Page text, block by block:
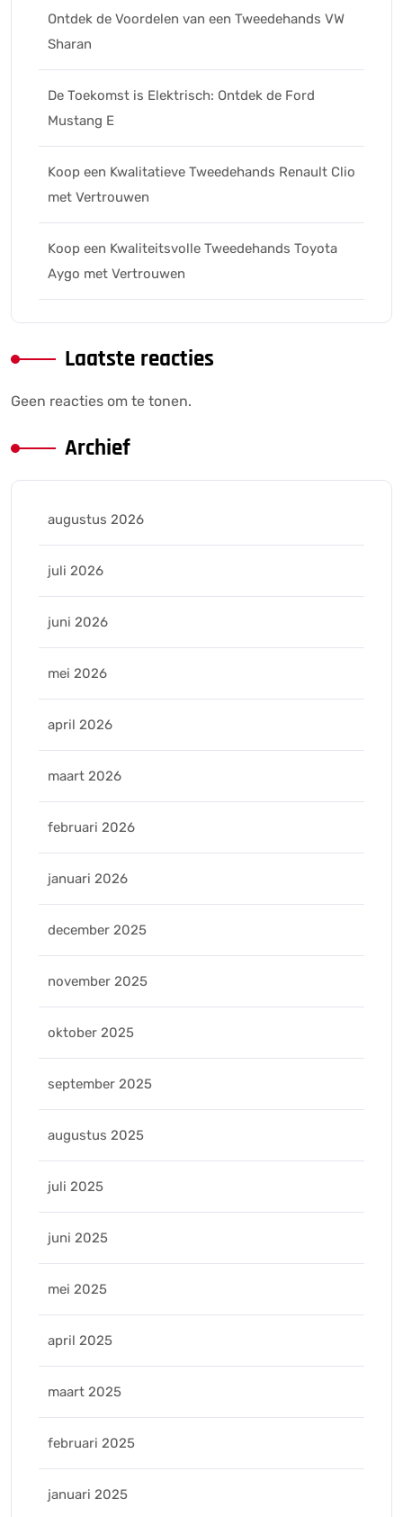
Ontdek de Voordelen van een Tweedehands VW
Sharan
De Toekomst is Elektrisch: Ontdek de Ford
Mustang E
Koop een Kwalitatieve Tweedehands Renault Clio
met Vertrouwen
Koop een Kwaliteitsvolle Tweedehands Toyota
Aygo met Vertrouwen
Laatste reacties
Geen reacties om te tonen.
Archief
augustus 2026
juli 2026
juni 2026
mei 2026
april 2026
maart 2026
februari 2026
januari 2026
december 2025
november 2025
oktober 2025
september 2025
augustus 2025
juli 2025
juni 2025
mei 2025
april 2025
maart 2025
februari 2025
januari 2025